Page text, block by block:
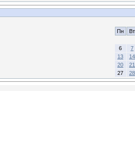
Пн Вт
6
7
13
14
20
21
27
28